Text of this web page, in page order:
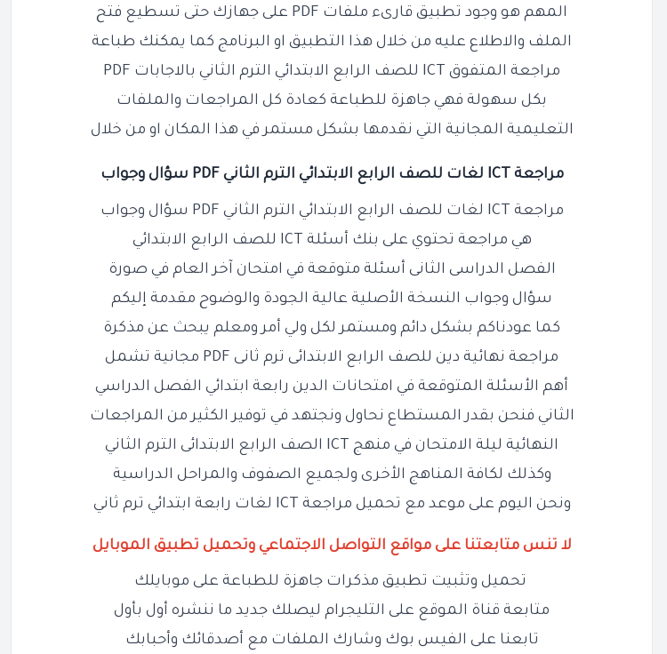
المهم هو وجود تطبيق قارىء ملفات PDF على جهازك حتى تسطيع فتح
الملف والاطلاع عليه من خلال هذا التطبيق او البرنامج كما يمكنك طباعة
مراجعة المتفوق ICT للصف الرابع الابتدائي الترم الثاني بالاجابات PDF
بكل سهولة فهي جاهزة للطباعة كعادة كل المراجعات والملفات
التعليمية المجانية التي نقدمها بشكل مستمر في هذا المكان او من خلال
مراجعة ICT لغات للصف الرابع الابتدائي الترم الثاني PDF سؤال وجواب
مراجعة ICT لغات للصف
الرابع الابتدائي الترم الثاني PDF سؤال وجواب
هي مراجعة تحتوي على بنك أسئلة ICT للصف
الرابع الابتدائي
الفصل الدراسى الثانى أسئلة متوقعة في امتحان آخر العام في صورة
سؤال وجواب النسخة الأصلية عالية الجودة والوضوح مقدمة إليكم
كما عودناكم بشكل دائم ومستمر لكل ولي أمر ومعلم يبحث عن مذكرة
مراجعة نهائية دين للصف الرابع الابتدائى ترم ثانى PDF مجانية تشمل
أهم الأسئلة المتوقعة في امتحانات الدين رابعة ابتدائي الفصل الدراسي
الثاني فنحن بقدر المستطاع نحاول ونجتهد في توفير الكثير من المراجعات
النهائية ليلة الامتحان في منهج ICT الصف
الرابع الابتدائى الترم الثاني
وكذلك لكافة المناهج الأخرى ولجميع الصفوف والمراحل الدراسية
ونحن اليوم على موعد مع تحميل مراجعة ICT لغات رابعة ابتدائي ترم ثاني
لا تنس متابعتنا على مواقع التواصل الاجتماعي وتحميل تطبيق الموبايل
تحميل وتثبيت تطبيق مذكرات جاهزة للطباعة على موبايلك
متابعة قناة الموقع على التليجرام ليصلك جديد ما ننشره أول بأول
تابعنا على الفيس بوك وشارك الملفات مع أصدقائك وأحبابك